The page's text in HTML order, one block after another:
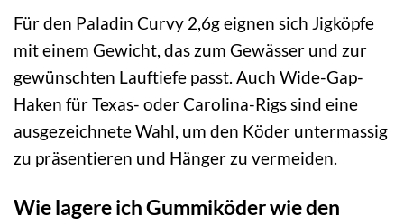
Für den Paladin Curvy 2,6g eignen sich Jigköpfe
mit einem Gewicht, das zum Gewässer und zur
gewünschten Lauftiefe passt. Auch Wide-Gap-
Haken für Texas- oder Carolina-Rigs sind eine
ausgezeichnete Wahl, um den Köder untermassig
zu präsentieren und Hänger zu vermeiden.
Wie lagere ich Gummiköder wie den